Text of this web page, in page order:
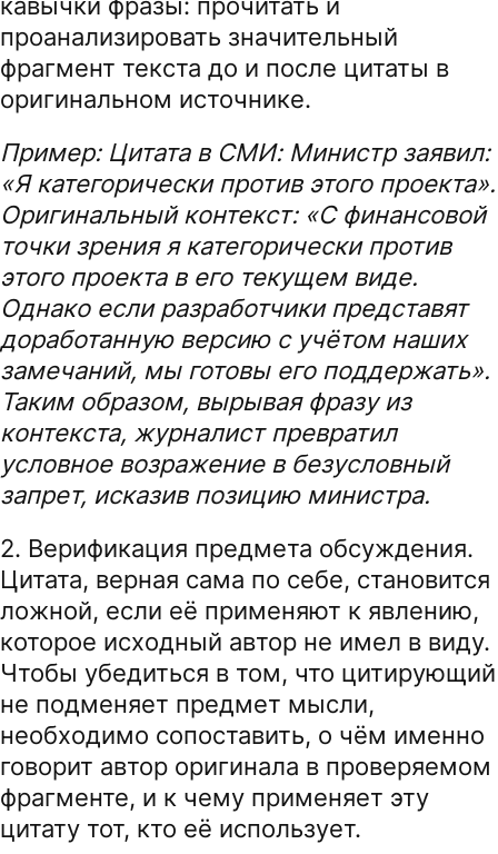
проанализировать значительный
фрагмент текста до и после цитаты в
оригинальном источнике.
Пример: Цитата в СМИ: Министр заявил:
«Я категорически против этого проекта».
Оригинальный контекст: «С финансовой
точки зрения я категорически против
этого проекта в его текущем виде.
Однако если разработчики представят
доработанную версию с учётом наших
замечаний, мы готовы его поддержать».
Таким образом, вырывая фразу из
контекста, журналист превратил
условное возражение в безусловный
запрет, исказив позицию министра.
2. Верификация предмета обсуждения.
Цитата, верная сама по себе, становится
ложной, если её применяют к явлению,
которое исходный автор не имел в виду.
Чтобы убедиться в том, что цитирующий
не подменяет предмет мысли,
необходимо сопоставить, о чём именно
говорит автор оригинала в проверяемом
фрагменте, и к чему применяет эту
цитату тот, кто её использует.